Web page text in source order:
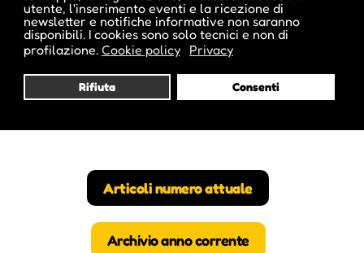
utente, l'inserimento eventi e la ricezione di
newsletter e notifiche informative non saranno
disponibili. I cookies sono solo tecnici e non di
profilazione. Cookie policy Privacy
Rifiuta Consenti
Articoli numero attuale
Archivio anno corrente